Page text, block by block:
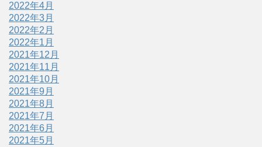
2022年4月
2022年3月
2022年2月
2022年1月
2021年12月
2021年11月
2021年10月
2021年9月
2021年8月
2021年7月
2021年6月
2021年5月